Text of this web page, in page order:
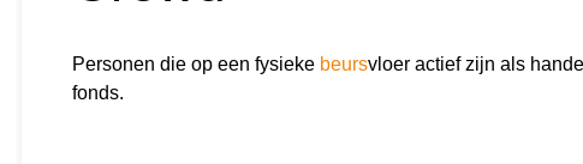
Personen die op een fysieke beursvloer actief zijn als
fonds.